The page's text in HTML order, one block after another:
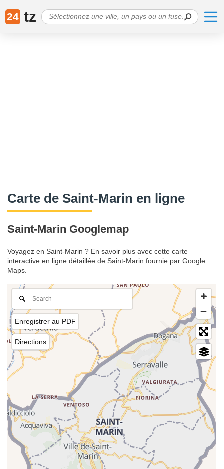
24 tz
Carte de Saint-Marin en ligne
Saint-Marin Googlemap
Voyagez en Saint-Marin ? En savoir plus avec cette carte
interactive en ligne détaillée de Saint-Marin fournie par Google
Maps.
Enregistrer au PDF
Directions